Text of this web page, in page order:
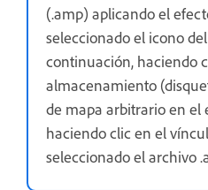
(.amp) aplicando el
seleccionado el icono del
continuación, haciendo
almacenamiento
de mapa arbitrario en el
haciendo clic en el
seleccionado el archivo